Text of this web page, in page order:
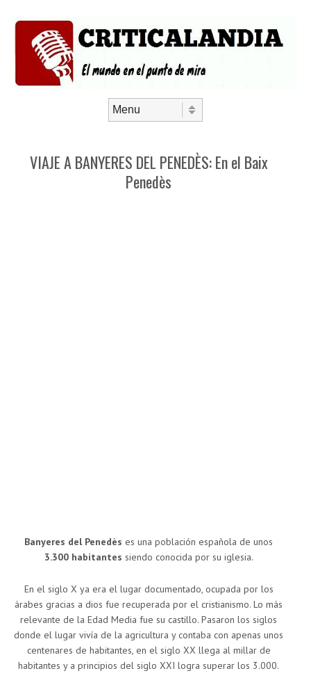
VIAJE A BANYERES DEL PENEDÈS: En el Baix
Penedès
Banyeres del Penedès es una población española de unos
3.300 habitantes siendo conocida por su iglesia.
En el siglo X ya era el lugar documentado, ocupada por los
árabes gracias a dios fue recuperada por el cristianismo. Lo más
relevante de la Edad Media fue su castillo. Pasaron los siglos
donde el lugar vivía de la agricultura y contaba con apenas unos
centenares de habitantes, en el siglo XX llega al millar de
habitantes y a principios del siglo XXI logra superar los 3.000.